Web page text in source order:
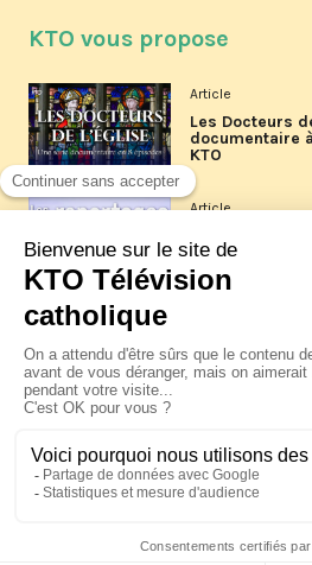
KTO vous propose
Article
Les Docteurs
documentaire
KTO
Article
Les
La visite
XIV à Assise à
jeudi 6 août
Le pape en
Pérou du 6 au